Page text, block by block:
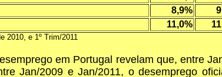
8,9%
11,0%
2010, e 1º Trim/2011
em Portugal revelam que, entre
Jan/2009 e Jan/2011, o desemprego